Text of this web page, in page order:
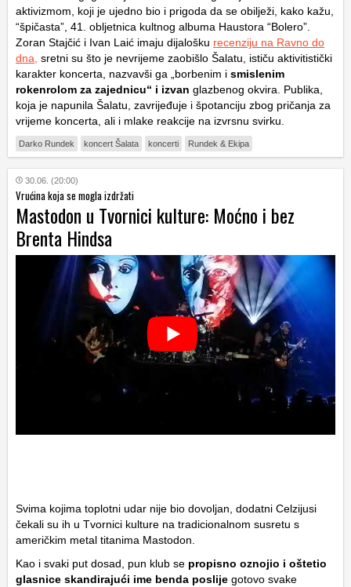
aktivizmom, koji je ujedno bio i prigoda da se obilježi, kako kažu,
“špičasta”, 41. obljetnica kultnog albuma Haustora “Bolero”.
Zoran Stajčić i Ivan Laić imaju dijalošku recenziju na Ravno do
dna, sretni su što je nevrijeme zaobišlo Šalatu, ističu aktivitistički
karakter koncerta, nazvavši ga „borbenim i smislenim
rokenrolom za zajednicu“ i izvan glazbenog okvira. Publika,
koja je napunila Šalatu, zavrijeđuje i špotanciju zbog pričanja za
vrijeme koncerta, ali i mlake reakcije na izvrsnu svirku.
Darko Rundek koncert Šalata koncerti Rundek & Ekipa
30.06. (20:00)
Vrućina koja se mogla izdržati
Mastodon u Tvornici kulture: Moćno i bez
Brenta Hindsa
Svima kojima toplotni udar nije bio dovoljan, dodatni Celzijusi
čekali su ih u Tvornici kulture na tradicionalnom susretu s
američkim metal titanima Mastodon.
Kao i svaki put dosad, pun klub se propisno oznojio i oštetio
glasnice skandirajući ime benda poslije gotovo svake